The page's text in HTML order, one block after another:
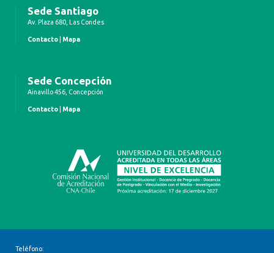
Sede Santiago
Av. Plaza 680, Las Condes
Contacto Mapa
Sede Concepción
Ainavillo 456, Concepción
Contacto Mapa
Teléfono: